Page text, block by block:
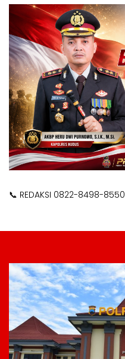
📞 REDAKSI 0822-8498-8550